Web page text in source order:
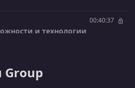
00:40:37
и технологии
Group